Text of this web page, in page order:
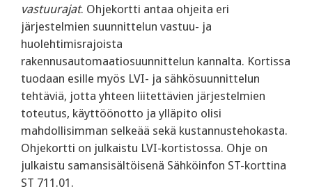
vastuurajat. Ohjekortti antaa ohjeita eri
järjestelmien suunnittelun vastuu- ja
huolehtimisrajoista
rakennusautomaatiosuunnittelun kannalta. Kortissa
tuodaan esille myös LVI- ja sähkösuunnittelun
tehtäviä, jotta yhteen liitettävien järjestelmien
toteutus, käyttöönotto ja ylläpito olisi
mahdollisimman selkeää sekä kustannustehokasta.
Ohjekortti on julkaistu LVI-kortistossa. Ohje on
julkaistu samansisältöisenä Sähköinfon ST-korttina
ST 711.01.